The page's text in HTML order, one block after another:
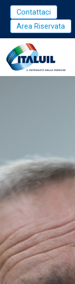
Vai
contenuto
Contattaci
Area Riservata